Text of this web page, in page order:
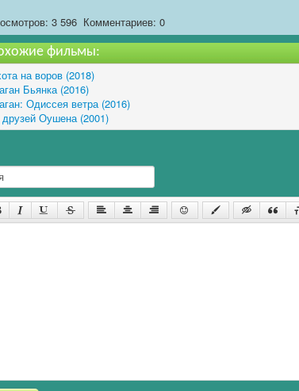
3 596 Комментариев: 0
фильмы:
на воров (2018)
Бьянка (2016)
Одиссея ветра (2016)
друзей Оушена (2001)